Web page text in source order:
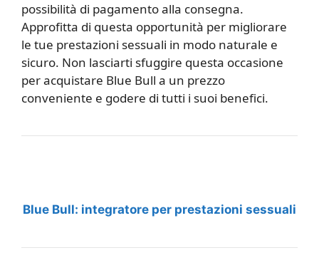
possibilità di pagamento alla consegna.
Approfitta di questa opportunità per migliorare
le tue prestazioni sessuali in modo naturale e
sicuro. Non lasciarti sfuggire questa occasione
per acquistare Blue Bull a un prezzo
conveniente e godere di tutti i suoi benefici.
Blue Bull: integratore per prestazioni sessuali